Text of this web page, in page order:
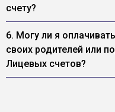
счету?
6. Могу ли я
своих родителей или
Лицевых счетов?